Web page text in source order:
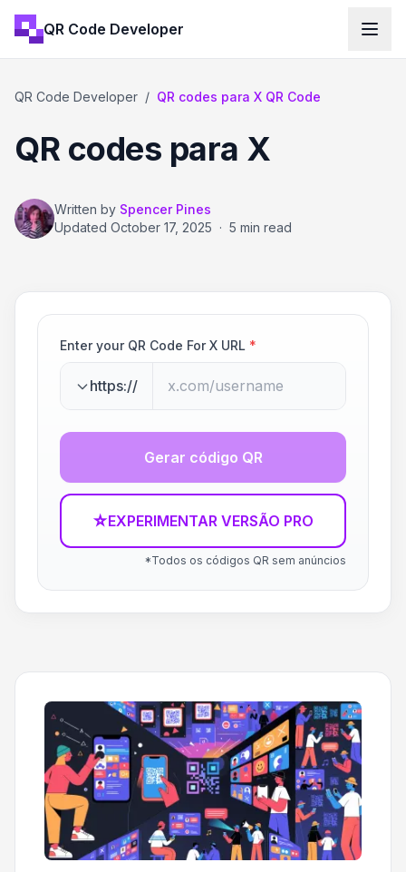
QR Code Developer
QR Code Developer / QR codes para X QR Code
QR codes para X
Written by Spencer Pines
Updated October 17, 2025 · 5 min read
Enter your QR Code For X URL *
https://
Gerar código QR
☆EXPERIMENTAR VERSÃO PRO
*Todos os códigos QR sem anúncios